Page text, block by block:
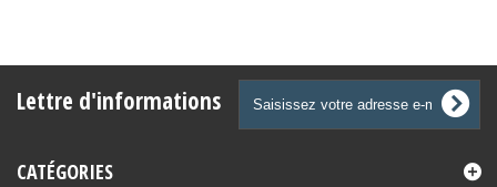
Lettre d'informations
CATÉGORIES